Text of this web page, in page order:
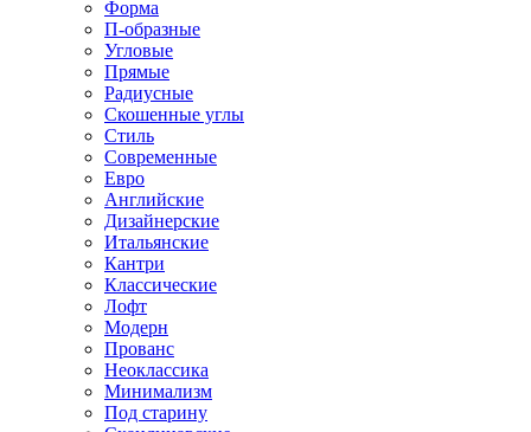
Форма
П-образные
Угловые
Прямые
Радиусные
Скошенные углы
Стиль
Современные
Евро
Английские
Дизайнерские
Итальянские
Кантри
Классические
Лофт
Модерн
Прованс
Неоклассика
Минимализм
Под старину